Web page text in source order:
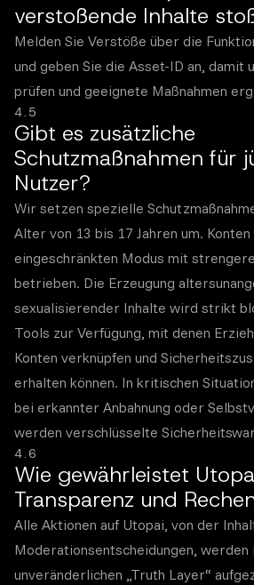
verstoßende Inhalte
Melden Sie Verstöße über die
und geben Sie die Asset-ID an, damit
prüfen und geeignete Maßnahmen
4.5
Gibt es zusätzliche
Schutzmaßnahmen für
Nutzer?
Wir setzen spezielle
Alter von 13 bis 17 Jahren um.
eingeschränkten Modus mit
betrieben. Die Erzeugung
sexualisierender Inhalte wird strikt
Tools zur Verfügung, mit denen
Konten verknüpfen und
erhalten können. In kritischen
bei erkannter Anbahnung oder
werden verschlüsselte
4.6
Wie gewährleistet
Transparenz und
Alle Aktionen auf Utopai, von der
Moderationsentscheidungen, werden
unveränderlichen „Truth Layer“